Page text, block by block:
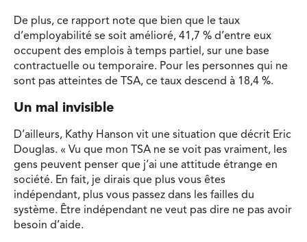
De plus, ce rapport note que bien que le taux
d’employabilité se soit amélioré, 41,7 % d’entre eux
occupent des emplois à temps partiel, sur une base
contractuelle ou temporaire. Pour les personnes qui ne
sont pas atteintes de TSA, ce taux descend à 18,4 %.
Un mal invisible
D’ailleurs, Kathy Hanson vit une situation que décrit Eric
Douglas. « Vu que mon TSA ne se voit pas vraiment, les
gens peuvent penser que j’ai une attitude étrange en
société. En fait, je dirais que plus vous êtes
indépendant, plus vous passez dans les failles du
système. Être indépendant ne veut pas dire ne pas avoir
besoin d’aide.